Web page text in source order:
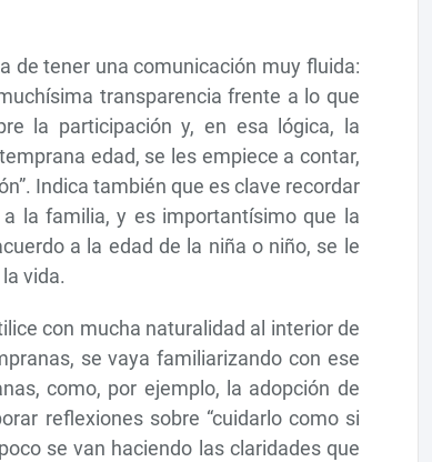
de tener una comunicación muy fluida:
transparencia frente a lo que
la participación y, en esa lógica, la
edad, se les empiece a contar,
Indica también que es clave recordar
la familia, y es importantísimo que la
a la edad de la niña o niño, se le
vida.
con mucha naturalidad al interior de
se vaya familiarizando con ese
como, por ejemplo, la adopción de
reflexiones sobre “cuidarlo como si
se van haciendo las claridades que